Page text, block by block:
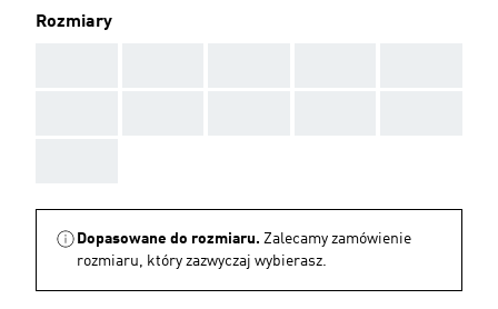
Rozmiary
Dopasowane do rozmiaru. Zalecamy zamówienie
rozmiaru, który zazwyczaj wybierasz.